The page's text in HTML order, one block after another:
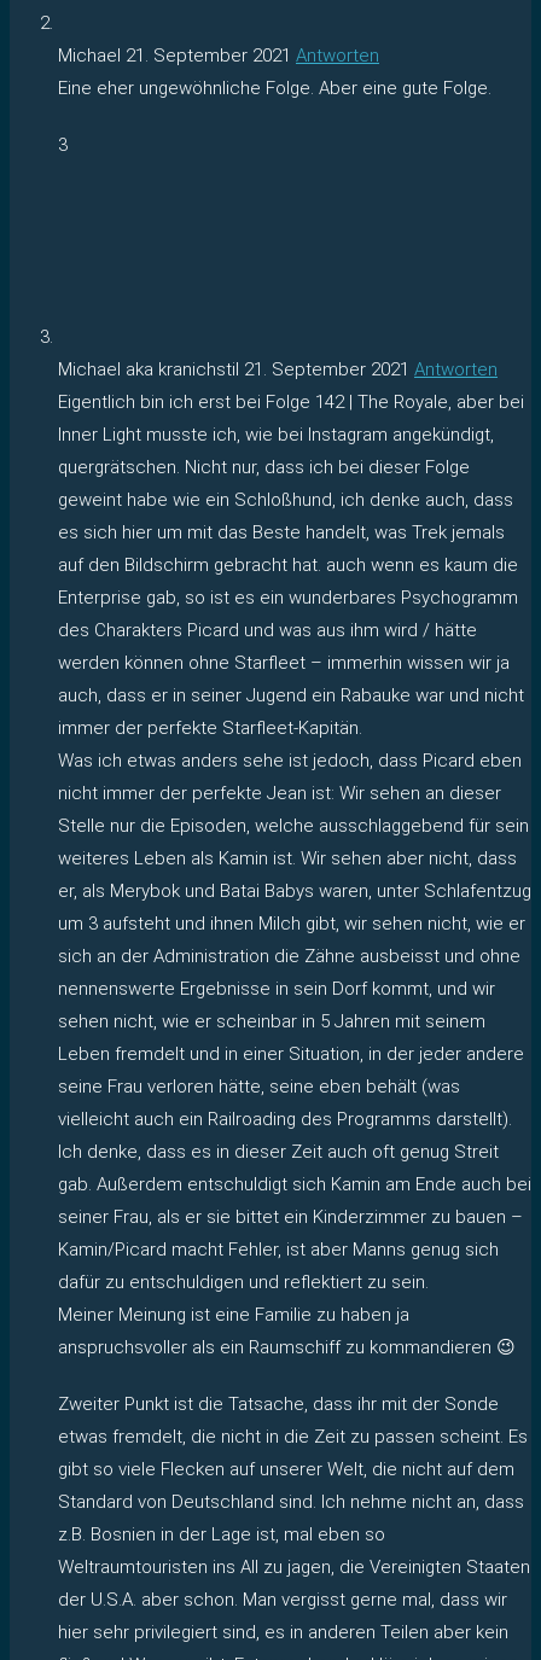
Michael 21. September 2021 Antworten
Eine eher ungewöhnliche Folge. Aber eine gute Folge.
3
Michael aka kranichstil 21. September 2021 Antworten
Eigentlich bin ich erst bei Folge 142 | The Royale, aber bei
Inner Light musste ich, wie bei Instagram angekündigt,
quergrätschen. Nicht nur, dass ich bei dieser Folge
geweint habe wie ein Schloßhund, ich denke auch, dass
es sich hier um mit das Beste handelt, was Trek jemals
auf den Bildschirm gebracht hat. auch wenn es kaum die
Enterprise gab, so ist es ein wunderbares Psychogramm
des Charakters Picard und was aus ihm wird / hätte
werden können ohne Starfleet – immerhin wissen wir ja
auch, dass er in seiner Jugend ein Rabauke war und nicht
immer der perfekte Starfleet-Kapitän.
Was ich etwas anders sehe ist jedoch, dass Picard eben
nicht immer der perfekte Jean ist: Wir sehen an dieser
Stelle nur die Episoden, welche ausschlaggebend für sein
weiteres Leben als Kamin ist. Wir sehen aber nicht, dass
er, als Merybok und Batai Babys waren, unter Schlafentzug
um 3 aufsteht und ihnen Milch gibt, wir sehen nicht, wie er
sich an der Administration die Zähne ausbeisst und ohne
nennenswerte Ergebnisse in sein Dorf kommt, und wir
sehen nicht, wie er scheinbar in 5 Jahren mit seinem
Leben fremdelt und in einer Situation, in der jeder andere
seine Frau verloren hätte, seine eben behält (was
vielleicht auch ein Railroading des Programms darstellt).
Ich denke, dass es in dieser Zeit auch oft genug Streit
gab. Außerdem entschuldigt sich Kamin am Ende auch bei
seiner Frau, als er sie bittet ein Kinderzimmer zu bauen –
Kamin/Picard macht Fehler, ist aber Manns genug sich
dafür zu entschuldigen und reflektiert zu sein.
Meiner Meinung ist eine Familie zu haben ja
anspruchsvoller als ein Raumschiff zu kommandieren 😉
Zweiter Punkt ist die Tatsache, dass ihr mit der Sonde
etwas fremdelt, die nicht in die Zeit zu passen scheint. Es
gibt so viele Flecken auf unserer Welt, die nicht auf dem
Standard von Deutschland sind. Ich nehme nicht an, dass
z.B. Bosnien in der Lage ist, mal eben so
Weltraumtouristen ins All zu jagen, die Vereinigten Staaten
der U.S.A. aber schon. Man vergisst gerne mal, dass wir
hier sehr privilegiert sind, es in anderen Teilen aber kein